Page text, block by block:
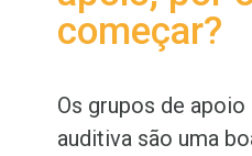
começar?
Os grupos de apoio
auditiva são uma